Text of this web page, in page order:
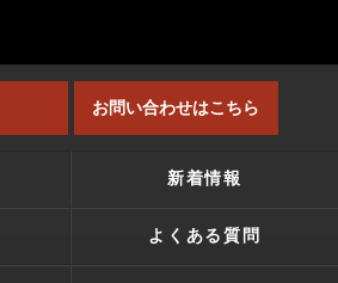
お問い合わせはこちら
新着情報
よくある質問